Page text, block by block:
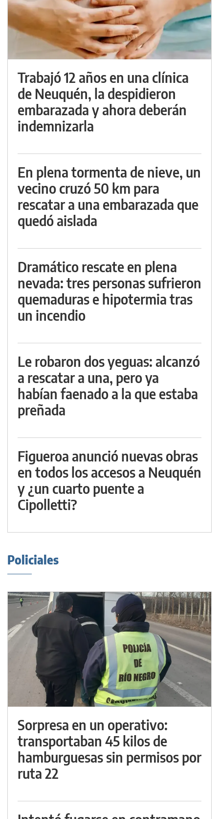
Trabajó 12 años en una clínica
de Neuquén, la despidieron
embarazada y ahora deberán
indemnizarla
En plena tormenta de nieve, un
vecino cruzó 50 km para
rescatar a una embarazada que
quedó aislada
Dramático rescate en plena
nevada: tres personas sufrieron
quemaduras e hipotermia tras
un incendio
Le robaron dos yeguas: alcanzó
a rescatar a una, pero ya
habían faenado a la que estaba
preñada
Figueroa anunció nuevas obras
en todos los accesos a Neuquén
y ¿un cuarto puente a
Cipolletti?
Policiales
Sorpresa en un operativo:
transportaban 45 kilos de
hamburguesas sin permisos por
ruta 22